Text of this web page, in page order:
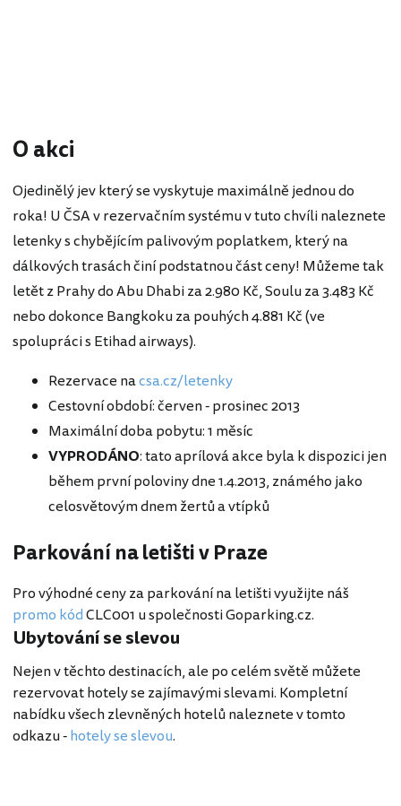
O akci
Ojedinělý jev který se vyskytuje maximálně jednou do
roka! U ČSA v rezervačním systému v tuto chvíli naleznete
letenky s chybějícím palivovým poplatkem, který na
dálkových trasách činí podstatnou část ceny! Můžeme tak
letět z Prahy do Abu Dhabi za 2.980 Kč, Soulu za 3.483 Kč
nebo dokonce Bangkoku za pouhých 4.881 Kč (ve
spolupráci s Etihad airways).
Rezervace nacsa.cz/letenky
Cestovní období: červen - prosinec 2013
Maximální doba pobytu: 1 měsíc
VYPRODÁNO: tato aprílová akce byla k dispozici jen
během první poloviny dne 1.4.2013, známého jako
celosvětovým dnem žertů a vtípků
Parkování na letišti v Praze
Pro výhodné ceny za parkování na letišti využijte náš
promo kódCLC001 u společnosti Goparking.cz.
Ubytování se slevou
Nejen v těchto destinacích, ale po celém světě můžete
rezervovat hotely se zajímavými slevami. Kompletní
nabídku všech zlevněných hotelů naleznete v tomto
odkazu -hotely se slevou.